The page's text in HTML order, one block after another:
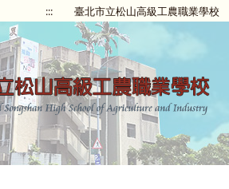
::: 臺北市立松山高級工農職業學校